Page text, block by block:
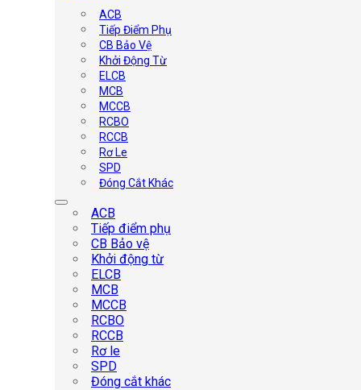
ACB
Tiếp Điểm Phụ
CB Bảo Vệ
Khởi Động Từ
ELCB
MCB
MCCB
RCBO
RCCB
Rơ Le
SPD
Đóng Cắt Khác
ACB
Tiếp điểm phụ
CB Bảo vệ
Khởi động từ
ELCB
MCB
MCCB
RCBO
RCCB
Rơ le
SPD
Đóng cắt khác